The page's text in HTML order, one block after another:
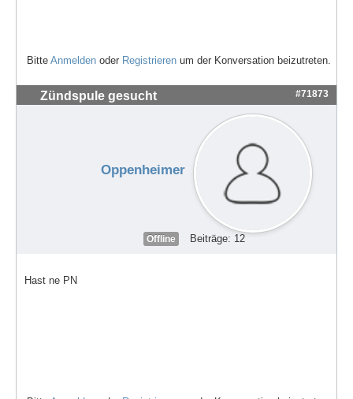
Bitte Anmelden oder Registrieren um der Konversation beizutreten.
Zündspule gesucht #71873
Oppenheimer
Offline Beiträge: 12
Hast ne PN